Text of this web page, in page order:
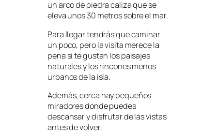
un arco de piedra caliza que se
eleva unos 30 metros sobre el mar.
Para llegar tendrás que caminar
un poco, pero la visita merece la
pena si te gustan los paisajes
naturales y los rincones menos
urbanos de la isla.
Además, cerca hay pequeños
miradores donde puedes
descansar y disfrutar de las vistas
antes de volver.